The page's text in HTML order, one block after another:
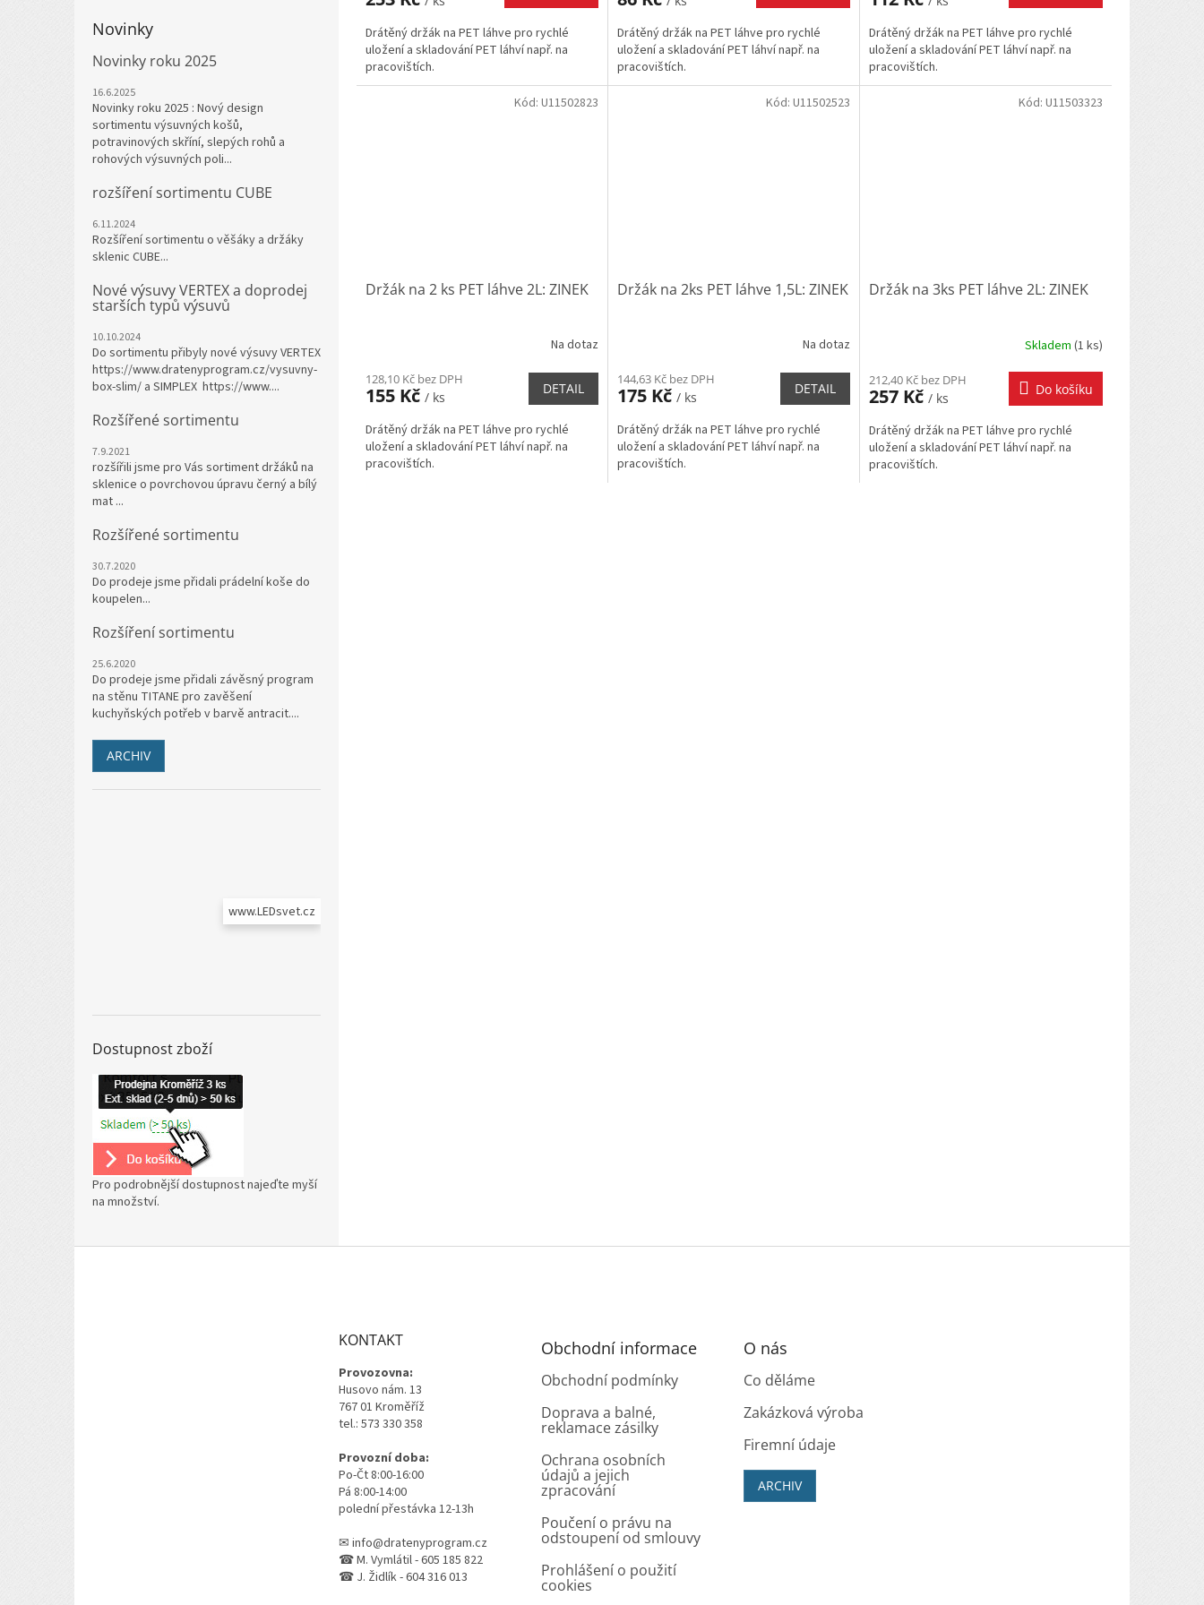
Novinky
Novinky roku 2025
16.6.2025
Novinky roku 2025 : Nový design
sortimentu výsuvných košů,
potravinových skříní, slepých rohů a
rohových výsuvných poli...
rozšíření sortimentu CUBE
6.11.2024
Rozšíření sortimentu o věšáky a držáky
sklenic CUBE...
Nové výsuvy VERTEX a doprodej
starších typů výsuvů
10.10.2024
Do sortimentu přibyly nové výsuvy VERTEX
https://www.dratenyprogram.cz/vysuvny-
box-slim/ a SIMPLEX https://www....
Rozšířené sortimentu
7.9.2021
rozšířili jsme pro Vás sortiment držáků na
sklenice o povrchovou úpravu černý a bílý
mat ...
Rozšířené sortimentu
30.7.2020
Do prodeje jsme přidali prádelní koše do
koupelen...
Rozšíření sortimentu
25.6.2020
Do prodeje jsme přidali závěsný program
na stěnu TITANE pro zavěšení
kuchyňských potřeb v barvě antracit....
ARCHIV
www.LEDsvet.cz
Dostupnost zboží
Pro podrobnější dostupnost najeďte myší
na množství.
Drátěný držák na PET láhve pro rychlé
uložení a skladování PET láhví např. na
pracovištích.
Drátěný držák na PET láhve pro rychlé
uložení a skladování PET láhví např. na
pracovištích.
Drátěný držák na PET láhve pro rychlé
uložení a skladování PET láhví např. na
pracovištích.
Držák na 2 ks PET láhve 2L: ZINEK
Na dotaz
128,10 Kč bez DPH
155 Kč / ks
DETAIL
Drátěný držák na PET láhve pro rychlé
uložení a skladování PET láhví např. na
pracovištích.
Kód: U11502823
Držák na 2ks PET láhve 1,5L: ZINEK
Na dotaz
144,63 Kč bez DPH
175 Kč / ks
DETAIL
Drátěný držák na PET láhve pro rychlé
uložení a skladování PET láhví např. na
pracovištích.
Kód: U11502523
Držák na 3ks PET láhve 2L: ZINEK
Skladem (1 ks)
212,40 Kč bez DPH
257 Kč / ks
Do košíku
Drátěný držák na PET láhve pro rychlé
uložení a skladování PET láhví např. na
pracovištích.
Kód: U11503323
KONTAKT
Provozovna:
Husovo nám. 13
767 01 Kroměříž
tel.: 573 330 358
Provozní doba:
Po-Čt 8:00-16:00
Pá 8:00-14:00
polední přestávka 12-13h
✉ info@dratenyprogram.cz
☎ M. Vymlátil - 605 185 822
☎ J. Židlík - 604 316 013
Obchodní informace
Obchodní podmínky
Doprava a balné,
reklamace zásilky
Ochrana osobních
údajů a jejich
zpracování
Poučení o právu na
odstoupení od smlouvy
Prohlášení o použití
cookies
O nás
Co děláme
Zakázková výroba
Firemní údaje
ARCHIV